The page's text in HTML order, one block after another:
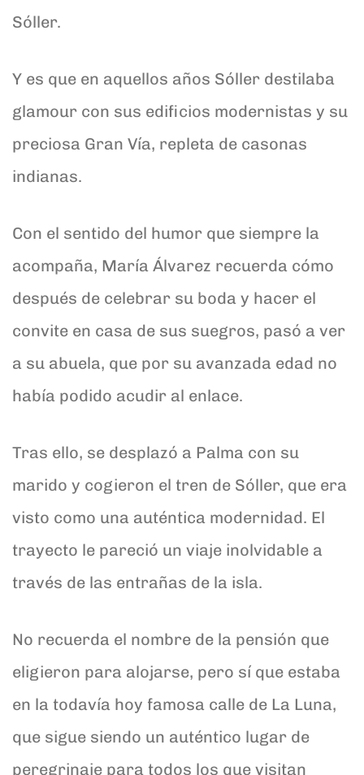
Sóller.
Y es que en aquellos años Sóller destilaba
glamour con sus edificios modernistas y su
preciosa Gran Vía, repleta de casonas
indianas.
Con el sentido del humor que siempre la
acompaña, María Álvarez recuerda cómo
después de celebrar su boda y hacer el
convite en casa de sus suegros, pasó a ver
a su abuela, que por su avanzada edad no
había podido acudir al enlace.
Tras ello, se desplazó a Palma con su
marido y cogieron el tren de Sóller, que era
visto como una auténtica modernidad. El
trayecto le pareció un viaje inolvidable a
través de las entrañas de la isla.
No recuerda el nombre de la pensión que
eligieron para alojarse, pero sí que estaba
en la todavía hoy famosa calle de La Luna,
que sigue siendo un auténtico lugar de
peregrinaje para todos los que visitan